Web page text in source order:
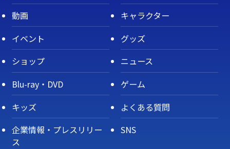
動画
キャラクター
イベント
グッズ
ショップ
ニュース
Blu-ray・DVD
ゲーム
キッズ
よくある質問
企業情報・プレスリリー
ス
SNS